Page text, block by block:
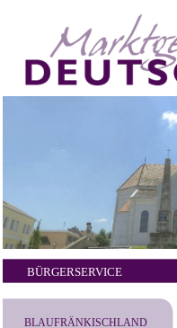
BÜRGERSERVICE
BLAUFRÄNKISCHLAND